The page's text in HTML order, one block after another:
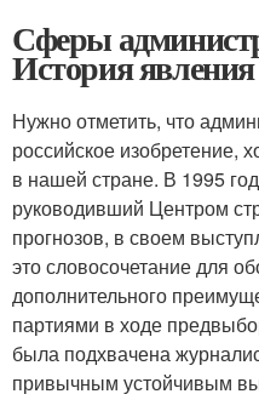
Сферы
История явления
Нужно отметить, что
российское изобретение,
в нашей стране. В 1995
руководивший Центром
прогнозов, в своем
это словосочетание для
дополнительного
партиями в ходе
была подхвачена
привычным устойчивым